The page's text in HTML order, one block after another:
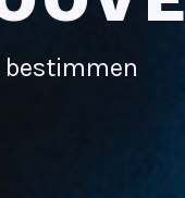
bestimmen